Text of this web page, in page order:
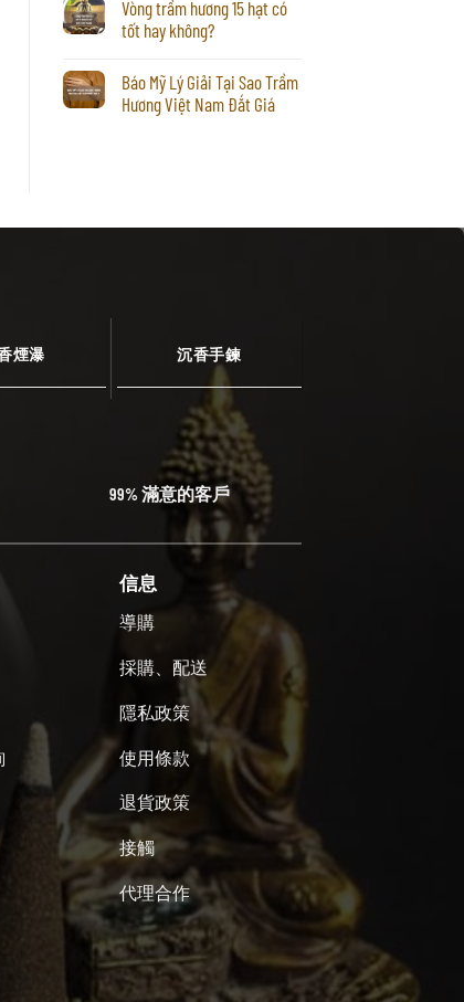
Vòng trầm hương 15 hạt có
tốt hay không?
Báo Mỹ Lý Giải Tại Sao Trầm
Hương Việt Nam Đắt Giá
煙瀑 沉香手鍊
99% 滿意的客戶
信息
導購
採購、配送
隱私政策
使用條款
退貨政策
接觸
代理合作